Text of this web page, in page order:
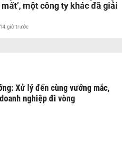
mất’, một công ty khác đã giải
14 giờ trước
Xử lý đến cùng vướng mắc,
nghiệp đi vòng